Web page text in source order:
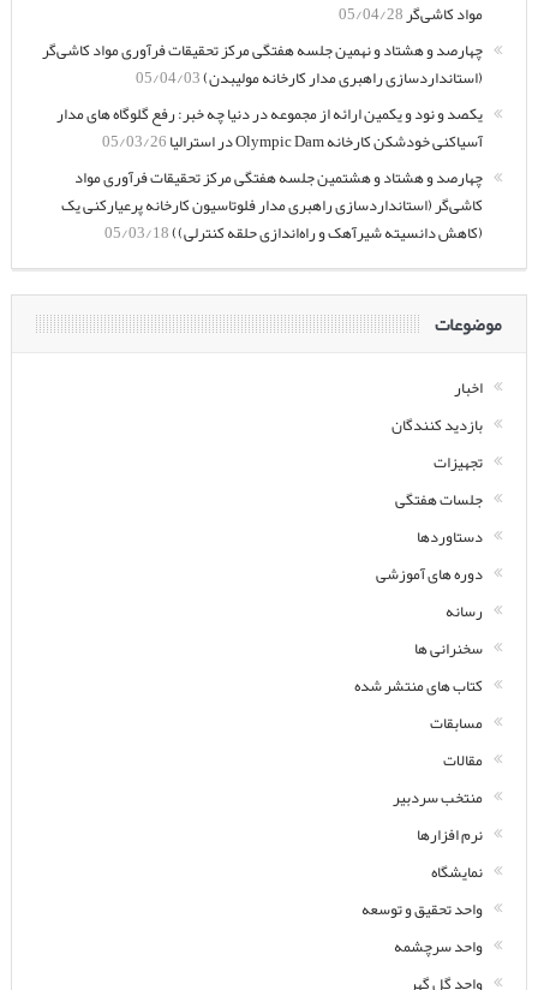
مواد کاشی‌گر05/04/28
چهارصد و هشتاد و نهمین جلسه هفتگی مرکز تحقیقات فرآوری مواد کاشی‌گر
(استانداردسازی راهبری مدار کارخانه مولیبدن)05/04/03
یکصد و نود و یکمین ارائه از مجموعه در دنیا چه خبر: رفع گلوگاه های مدار
آسیاکنی خودشکن کارخانه Olympic Dam در استرالیا
05/03/26
چهارصد و هشتاد و هشتمین جلسه هفتگی مرکز تحقیقات فرآوری مواد
کاشی‌گر (استانداردسازی راهبری مدار فلوتاسیون کارخانه پرعیارکنی یک
(کاهش دانسیته شیرآهک و راه‌اندازی حلقه کنترلی))05/03/18
موضوعات
اخبار
بازدید کنندگان
تجهیزات
جلسات هفتگی
دستاوردها
دوره های آموزشی
رسانه
سخنرانی ها
کتاب های منتشر شده
مسابقات
مقالات
منتخب سردبیر
نرم افزارها
نمایشگاه
واحد تحقیق و توسعه
واحد سرچشمه